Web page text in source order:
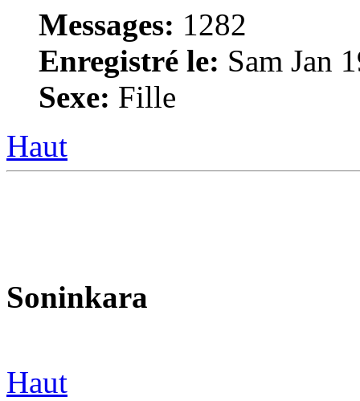
Messages: 1282
Enregistré le: Sam Jan
Sexe: Fille
Haut
Soninkara
Haut